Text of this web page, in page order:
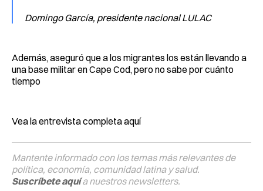
Domingo García, presidente nacional LULAC
Además, aseguró que a los migrantes los están llevando a
una base militar en Cape Cod, pero no sabe por cuánto
tiempo
Vea la entrevista completa aquí
Mantente informado con los temas más relevantes de
política, economía, comunidad latina y salud.
Suscríbete aquía nuestros newsletters.